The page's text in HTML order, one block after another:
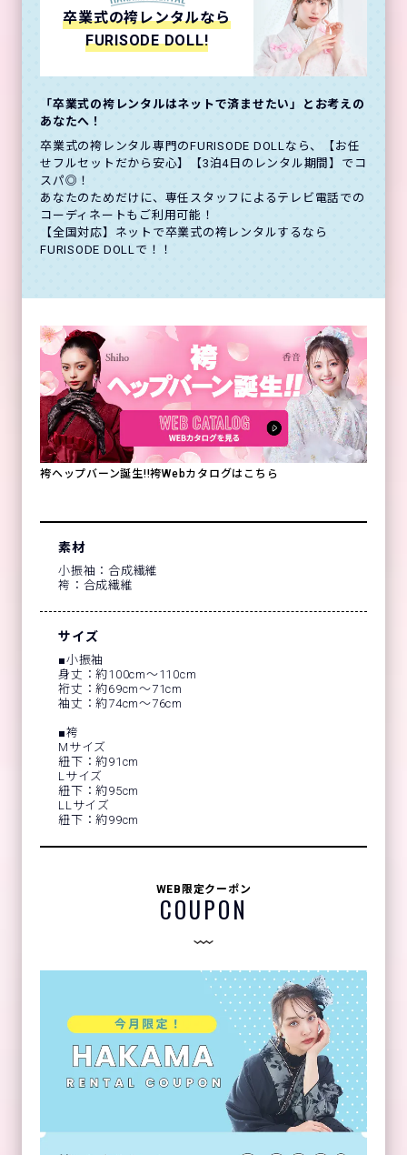
卒業式の袴レンタルなら
FURISODE DOLL!
「卒業式の袴レンタルはネットで済ませたい」とお考えの
あなたへ！
卒業式の袴レンタル専門のFURISODE DOLLなら、【お任
せフルセットだから安心】【3泊4日のレンタル期間】でコ
スパ◎！
あなたのためだけに、専任スタッフによるテレビ電話での
コーディネートもご利用可能！
【全国対応】ネットで卒業式の袴レンタルするなら
FURISODE DOLLで！！
袴ヘップバーン誕生!!袴Webカタログはこちら
素材
小振袖：合成繊維
袴：合成繊維
サイズ
■小振袖
身丈：約100cm～110cm
裄丈：約69cm～71cm
袖丈：約74cm～76cm
■袴
Mサイズ
紐下：約91cm
Lサイズ
紐下：約95cm
LLサイズ
紐下：約99cm
WEB限定クーポン
COUPON